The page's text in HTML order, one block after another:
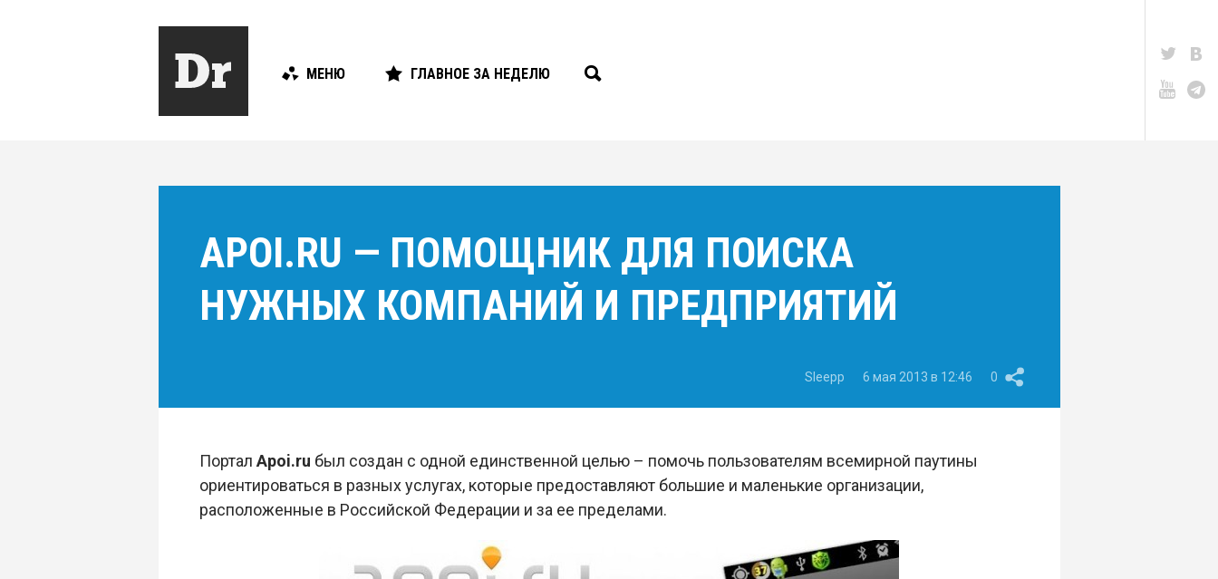
МЕНЮ ГЛАВНОЕ ЗА НЕДЕЛЮ
APOI.RU — ПОМОЩНИК ДЛЯ ПОИСКА
НУЖНЫХ КОМПАНИЙ И ПРЕДПРИЯТИЙ
Sleepp 6 мая 2013 в 12:46 0
Портал Apoi.ru был создан с одной единственной целью – помочь пользователям всемирной паутины
ориентироваться в разных услугах, которые предоставляют большие и маленькие организации,
расположенные в Российской Федерации и за ее пределами.